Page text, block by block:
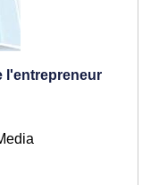
l'entrepreneur